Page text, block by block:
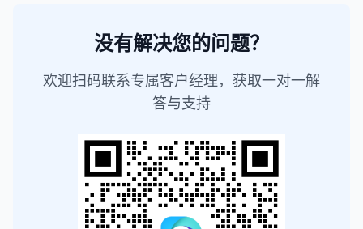
没有解决您的问题？
欢迎扫码联系专属客户经理，获取一对一解
答与支持